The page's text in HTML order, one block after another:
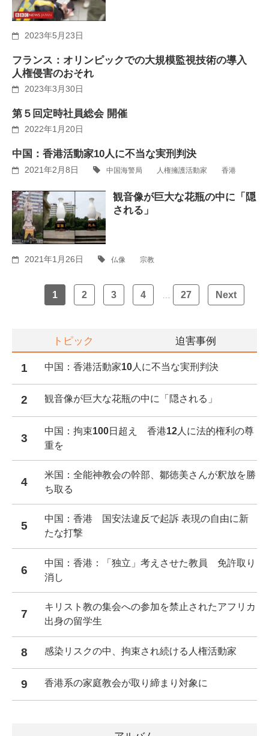
2023年5月23日
フランス：オリンピックでの大規模監視技術の導入
人権侵害のおそれ
2023年3月30日
第５回定時社員総会 開催
2022年1月20日
中国：香港活動家10人に不当な実刑判決
2021年2月8日 中国海警局 人権擁護活動家 香港
観音像が巨大な花瓶の中に「隠
される」
2021年1月26日 仏像 宗教
Posts
1 2 3 4 27 Next
トピック 迫害事例
1 中国：香港活動家10人に不当な実刑判決
2 観音像が巨大な花瓶の中に「隠される」
3
中国：拘束100日超え 香港12人に法的権利の尊
重を
4
米国：全能神教会の幹部、鄒徳美さんが釈放を勝
ち取る
5
中国：香港 国安法違反で起訴 表現の自由に新
たな打撃
6
中国：香港：「独立」考えさせた教員 免許取り
消し
7
キリスト教の集会への参加を禁止されたアフリカ
出身の留学生
8 感染リスクの中、拘束され続ける人権活動家
9 香港系の家庭教会が取り締まり対象に